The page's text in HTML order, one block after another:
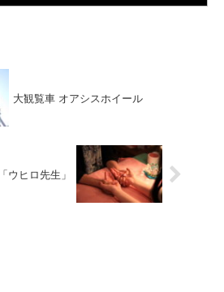
大観覧車 オアシスホイール
ウヒロ先生」